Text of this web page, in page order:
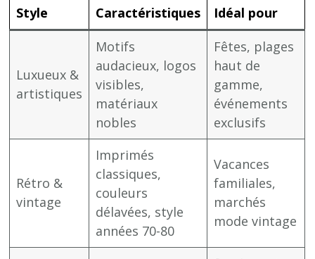
Style Caractéristiques Idéal pour
Luxueux &
artistiques
Motifs
audacieux, logos
visibles,
matériaux
nobles
Fêtes, plages
haut de
gamme,
événements
exclusifs
Rétro &
vintage
Imprimés
classiques,
couleurs
délavées, style
années 70-80
Vacances
familiales,
marchés
mode vintage